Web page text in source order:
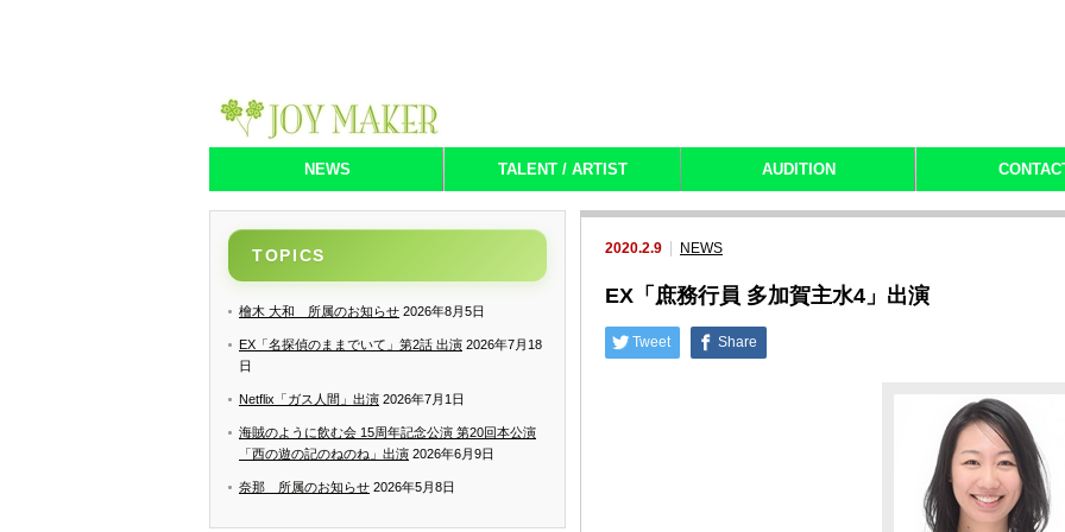
NEWS TALENT / ARTIST AUDITION
2020.2.9 NEWS
EX「庶務行員 多加賀主水4」出演
Tweet Share
TOPICS
檜木 大和 所属のお知らせ 2026年8月5日
EX「名探偵のままでいて」第2話 出演 2026年7月18
日
Netflix「ガス人間」出演 2026年7月1日
海賊のように飲む会 15周年記念公演 第20回本公演
「西の遊の記のねのね」出演 2026年6月9日
奈那 所属のお知らせ 2026年5月8日